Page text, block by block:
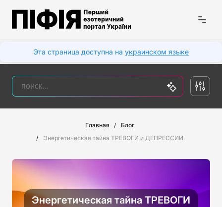
Эта страница доступна на украинском языке
Главная
Блог
Энергетическая тайна ТРЕВОГИ и ДЕПРЕССИИ
Энергетическая тайна ТРЕВОГИ